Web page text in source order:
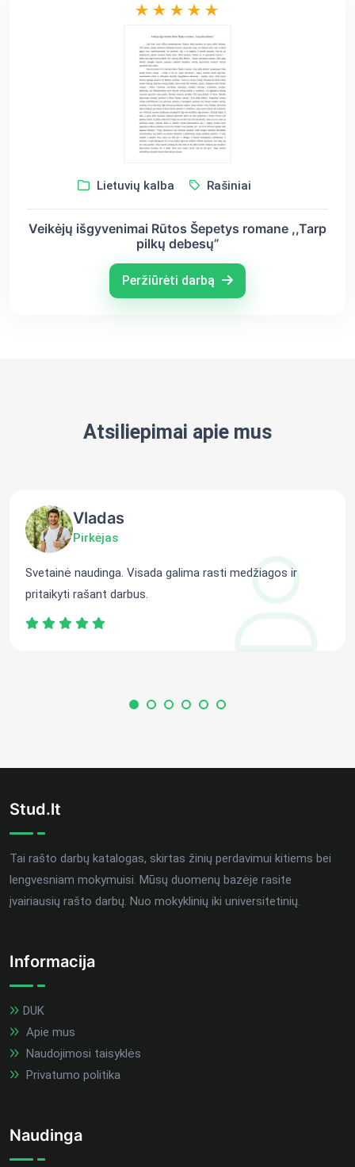
Lietuvių kalba Rašiniai
Veikėjų išgyvenimai Rūtos Šepetys romane ,,Tarp
pilkų debesų”
Peržiūrėti darbą
Atsiliepimai apie mus
Vladas
Pirkėjas
Svetainė naudinga. Visada galima rasti medžiagos ir
pritaikyti rašant darbus.
Stud.lt
Tai rašto darbų katalogas, skirtas žinių perdavimui kitiems bei
lengvesniam mokymuisi. Mūsų duomenų bazėje rasite
įvairiausių rašto darbų. Nuo mokyklinių iki universitetinių.
Informacija
DUK
Apie mus
Naudojimosi taisyklės
Privatumo politika
Naudinga